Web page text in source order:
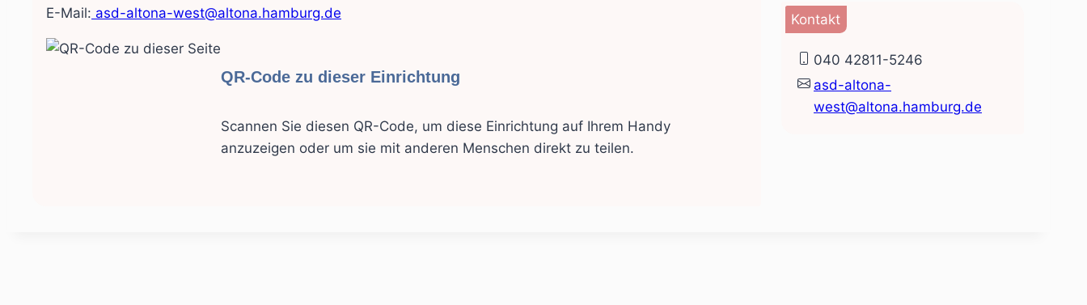
E-Mail: asd-altona-west@altona.hamburg.de
QR-Code zu dieser Einrichtung
Scannen Sie diesen QR-Code, um diese Einrichtung auf Ihrem Handy
anzuzeigen oder um sie mit anderen Menschen direkt zu teilen.
Kontakt
040 42811-5246
asd-altona-
west@altona.hamburg.de